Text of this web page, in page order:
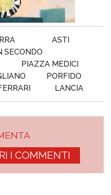
ASTI
SECONDO
PIAZZA MEDICI
PORFIDO
LANCIA
I COMMENTI